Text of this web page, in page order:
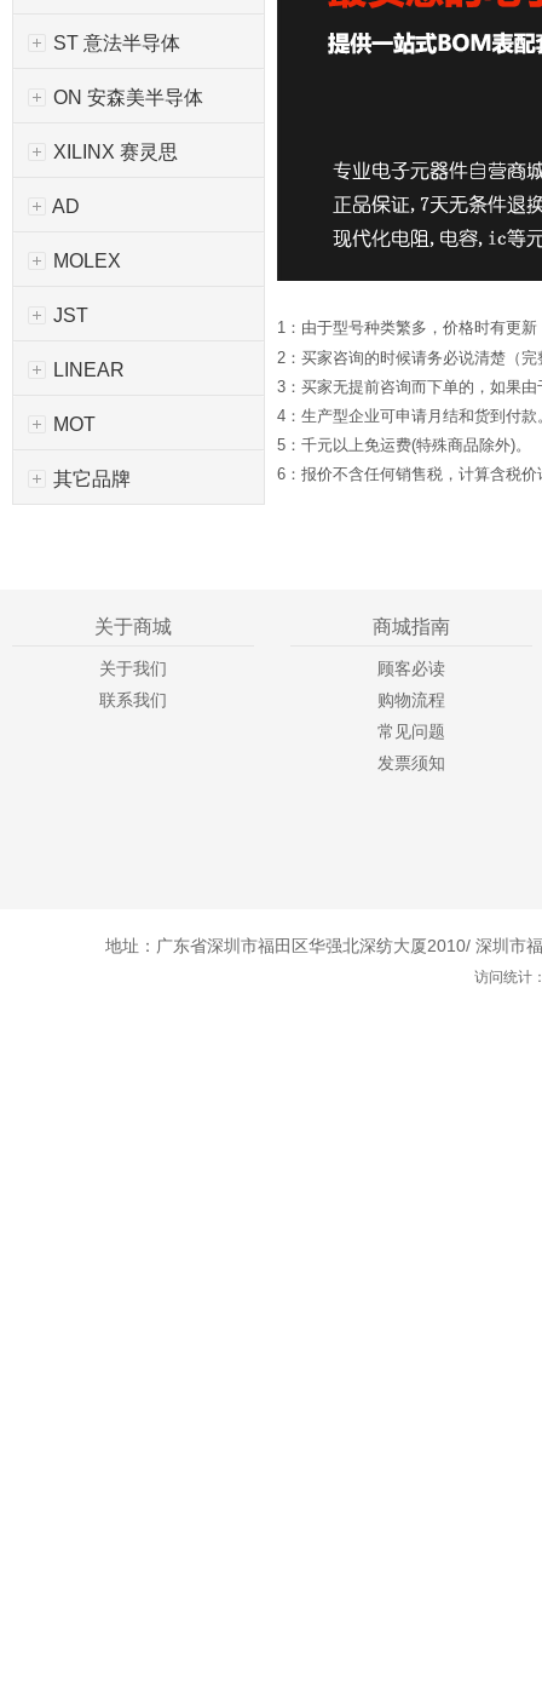
ST 意法半导体
ON 安森美半导体
XILINX 赛灵思
AD
MOLEX
JST
LINEAR
MOT
其它品牌
1：由于型号种类繁多，价格时有更
2：买家咨询的时候请务必说清楚（
3：买家无提前咨询而下单的，如果
4：生产型企业可申请月结和货到付款
5：千元以上免运费(特殊商品除外)。
6：报价不含任何销售税，计算含税价
关于商城
关于我们
联系我们
商城指南
顾客必读
购物流程
常见问题
发票须知
地址：广东省深圳市福田区华强北深纺大厦2010/ 深圳市
访问统计